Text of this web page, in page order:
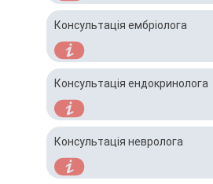
Консультація ембріолога
Консультація ендокринолога
Консультація невролога